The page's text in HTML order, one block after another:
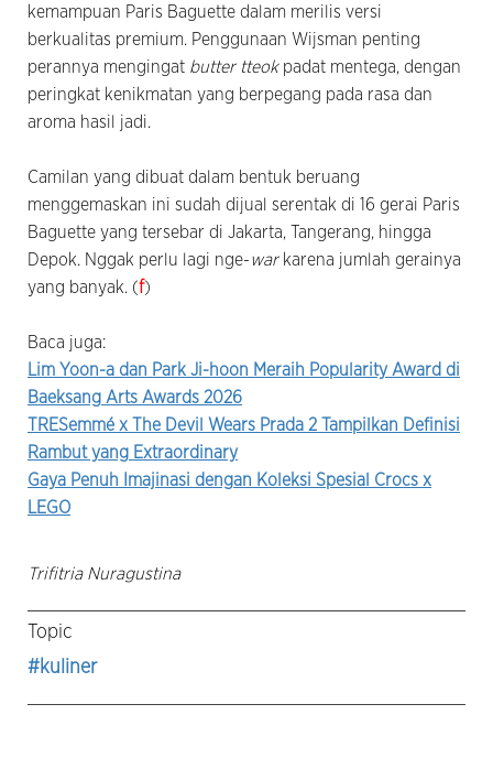
kemampuan Paris Baguette dalam merilis versi
berkualitas premium. Penggunaan Wijsman penting
perannya mengingat butter tteok padat mentega, dengan
peringkat kenikmatan yang berpegang pada rasa dan
aroma hasil jadi.
Camilan yang dibuat dalam bentuk beruang
menggemaskan ini sudah dijual serentak di 16 gerai Paris
Baguette yang tersebar di Jakarta, Tangerang, hingga
Depok. Nggak perlu lagi nge-warkarena jumlah gerainya
yang banyak. (f)
Baca juga:
Lim Yoon-a dan Park Ji-hoon Meraih Popularity Award di
Baeksang Arts Awards 2026
TRESemmé x The Devil Wears Prada 2 Tampilkan Definisi
Rambut yang Extraordinary
Gaya Penuh Imajinasi dengan Koleksi Spesial Crocs x
LEGO
Trifitria Nuragustina
Topic
#kuliner